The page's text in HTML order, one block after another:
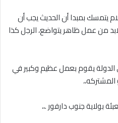
يتمسك بمبدا أن الحديث يجب أن
من عمل ظاهر يتواضع، الرجل كذا
يقوم بعمل عظيم وكبير في
بولاية جنوب دارفور .،،